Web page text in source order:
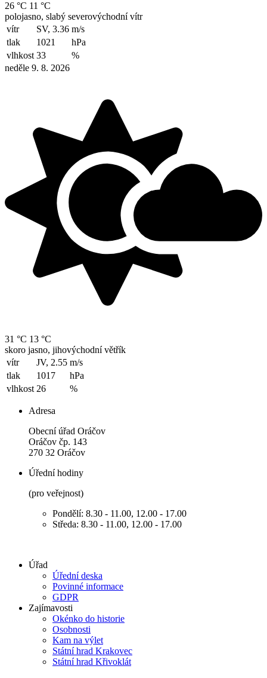
26 °C 11 °C
polojasno, slabý severovýchodní vítr
vítr
SV, 3.36 m/s
tlak
1021
hPa
vlhkost 33
%
neděle 9. 8. 2026
31 °C 13 °C
skoro jasno, jihovýchodní větřík
vítr
JV, 2.55 m/s
tlak
1017
hPa
vlhkost 26 %
Adresa
Obecní úřad Oráčov
Oráčov čp. 143
270 32 Oráčov
Úřední hodiny
(pro veřejnost)
Pondělí: 8.30 - 11.00, 12.00 - 17.00
Středa: 8.30 - 11.00, 12.00 - 17.00
Úřad
Úřední deska
Povinné informace
GDPR
Zajímavosti
Okénko do historie
Osobnosti
Kam na výlet
Státní hrad Krakovec
Státní hrad Křivoklát